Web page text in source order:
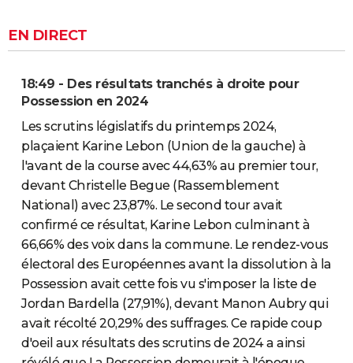
EN DIRECT
18:49 - Des résultats tranchés à droite pour
Possession en 2024
Les scrutins législatifs du printemps 2024,
plaçaient Karine Lebon (Union de la gauche) à
l'avant de la course avec 44,63% au premier tour,
devant Christelle Begue (Rassemblement
National) avec 23,87%. Le second tour avait
confirmé ce résultat, Karine Lebon culminant à
66,66% des voix dans la commune. Le rendez-vous
électoral des Européennes avant la dissolution à la
Possession avait cette fois vu s'imposer la liste de
Jordan Bardella (27,91%), devant Manon Aubry qui
avait récolté 20,29% des suffrages. Ce rapide coup
d'oeil aux résultats des scrutins de 2024 a ainsi